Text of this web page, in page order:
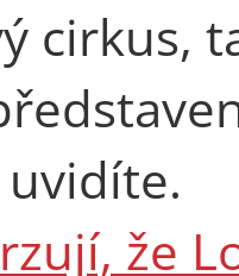
cirkus,
že